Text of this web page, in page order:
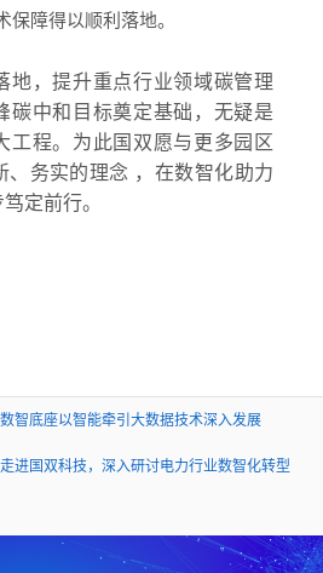
保障得以顺利落地。
地，提升重点行业领域碳管理
碳中和目标奠定基础，无疑是
工程。为此国双愿与更多园区
、务实的理念 ，在数智化助力
定前行。
智底座以智能牵引大数据技术深入发展
进国双科技，深入研讨电力行业数智化转型